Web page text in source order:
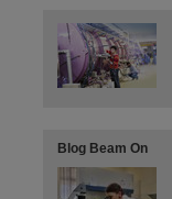
Blog Beam On